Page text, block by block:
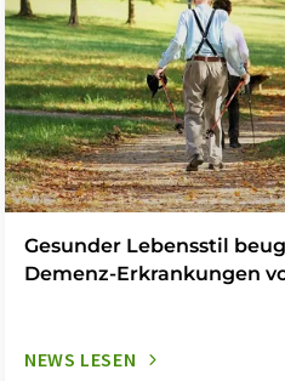
Gesunder Lebensstil
Demenz-Erkrankungen
NEWS LESEN